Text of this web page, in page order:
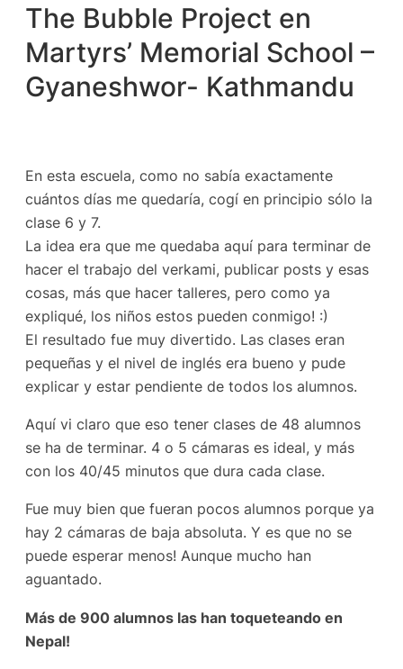
The Bubble Project en
Martyrs’ Memorial School –
Gyaneshwor- Kathmandu
En esta escuela, como no sabía exactamente
cuántos días me quedaría, cogí en principio sólo la
clase 6 y 7.
La idea era que me quedaba aquí para terminar de
hacer el trabajo del verkami, publicar posts y esas
cosas, más que hacer talleres, pero como ya
expliqué, los niños estos pueden conmigo! :)
El resultado fue muy divertido. Las clases eran
pequeñas y el nivel de inglés era bueno y pude
explicar y estar pendiente de todos los alumnos.
Aquí vi claro que eso tener clases de 48 alumnos
se ha de terminar. 4 o 5 cámaras es ideal, y más
con los 40/45 minutos que dura cada clase.
Fue muy bien que fueran pocos alumnos porque ya
hay 2 cámaras de baja absoluta. Y es que no se
puede esperar menos! Aunque mucho han
aguantado.
Más de 900 alumnos las han toqueteando en
Nepal!